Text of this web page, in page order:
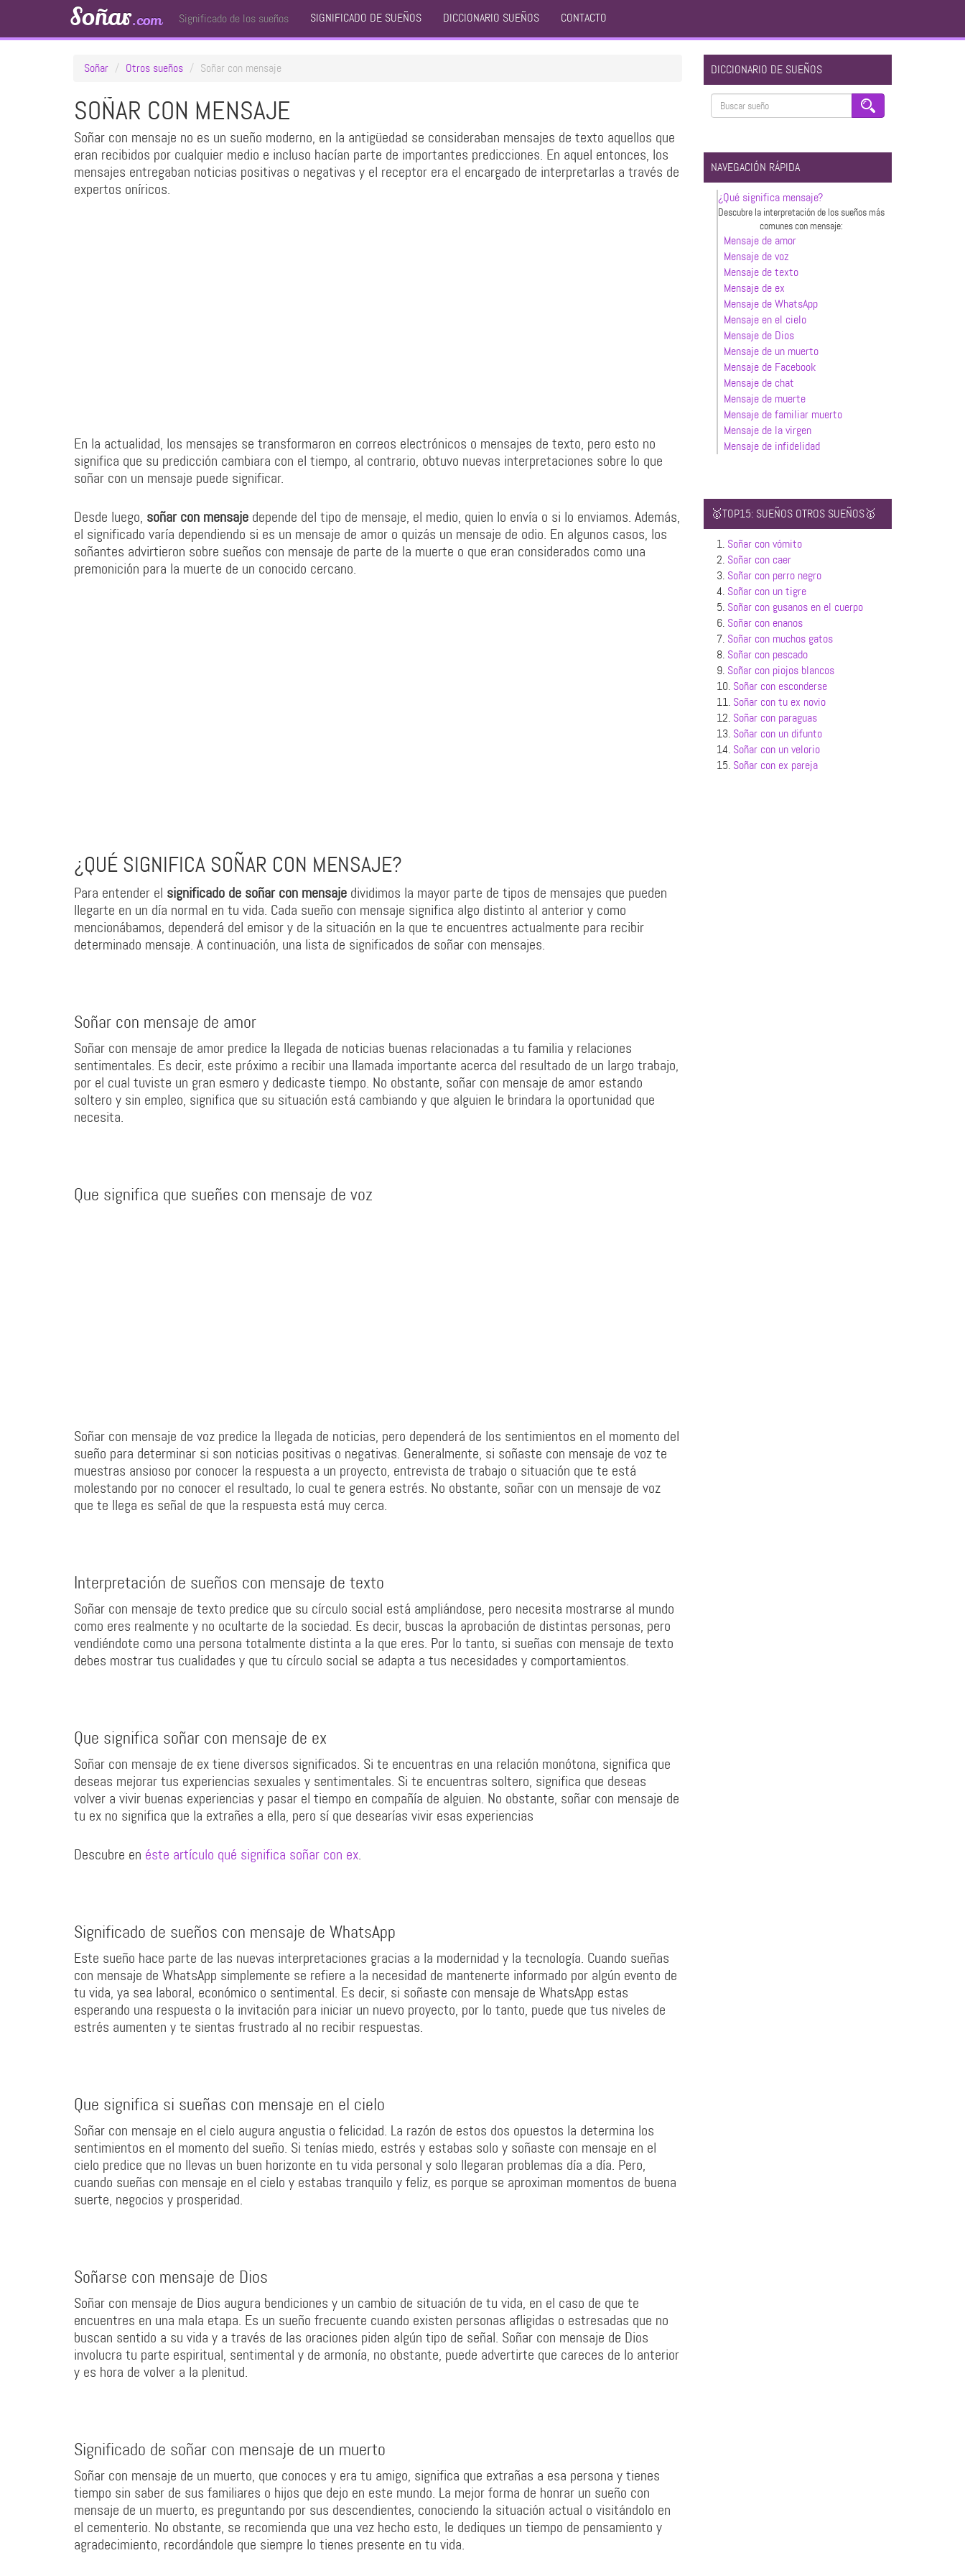
Soñar.com Significado de los sueños SIGNIFICADO DE SUEÑOS DICCIONARIO SUEÑOS CONTACTO
Soñar Otros sueños Soñar con mensaje
SOÑAR CON MENSAJE
Soñar con mensaje no es un sueño moderno, en la antigüedad se consideraban mensajes de texto aquellos que
eran recibidos por cualquier medio e incluso hacían parte de importantes predicciones. En aquel entonces, los
mensajes entregaban noticias positivas o negativas y el receptor era el encargado de interpretarlas a través de
expertos oníricos.
En la actualidad, los mensajes se transformaron en correos electrónicos o mensajes de texto, pero esto no
significa que su predicción cambiara con el tiempo, al contrario, obtuvo nuevas interpretaciones sobre lo que
soñar con un mensaje puede significar.
Desde luego, soñar con mensaje depende del tipo de mensaje, el medio, quien lo envía o si lo enviamos. Además,
el significado varía dependiendo si es un mensaje de amor o quizás un mensaje de odio. En algunos casos, los
soñantes advirtieron sobre sueños con mensaje de parte de la muerte o que eran considerados como una
premonición para la muerte de un conocido cercano.
¿QUÉ SIGNIFICA SOÑAR CON MENSAJE?
Para entender el significado de soñar con mensaje dividimos la mayor parte de tipos de mensajes que pueden
llegarte en un día normal en tu vida. Cada sueño con mensaje significa algo distinto al anterior y como
mencionábamos, dependerá del emisor y de la situación en la que te encuentres actualmente para recibir
determinado mensaje. A continuación, una lista de significados de soñar con mensajes.
Soñar con mensaje de amor
Soñar con mensaje de amor predice la llegada de noticias buenas relacionadas a tu familia y relaciones
sentimentales. Es decir, este próximo a recibir una llamada importante acerca del resultado de un largo trabajo,
por el cual tuviste un gran esmero y dedicaste tiempo. No obstante, soñar con mensaje de amor estando
soltero y sin empleo, significa que su situación está cambiando y que alguien le brindara la oportunidad que
necesita.
Que significa que sueñes con mensaje de voz
Soñar con mensaje de voz predice la llegada de noticias, pero dependerá de los sentimientos en el momento del
sueño para determinar si son noticias positivas o negativas. Generalmente, si soñaste con mensaje de voz te
muestras ansioso por conocer la respuesta a un proyecto, entrevista de trabajo o situación que te está
molestando por no conocer el resultado, lo cual te genera estrés. No obstante, soñar con un mensaje de voz
que te llega es señal de que la respuesta está muy cerca.
Interpretación de sueños con mensaje de texto
Soñar con mensaje de texto predice que su círculo social está ampliándose, pero necesita mostrarse al mundo
como eres realmente y no ocultarte de la sociedad. Es decir, buscas la aprobación de distintas personas, pero
vendiéndote como una persona totalmente distinta a la que eres. Por lo tanto, si sueñas con mensaje de texto
debes mostrar tus cualidades y que tu círculo social se adapta a tus necesidades y comportamientos.
Que significa soñar con mensaje de ex
Soñar con mensaje de ex tiene diversos significados. Si te encuentras en una relación monótona, significa que
deseas mejorar tus experiencias sexuales y sentimentales. Si te encuentras soltero, significa que deseas
volver a vivir buenas experiencias y pasar el tiempo en compañía de alguien. No obstante, soñar con mensaje de
tu ex no significa que la extrañes a ella, pero sí que desearías vivir esas experiencias
Descubre en éste artículo qué significa soñar con ex.
Significado de sueños con mensaje de WhatsApp
Este sueño hace parte de las nuevas interpretaciones gracias a la modernidad y la tecnología. Cuando sueñas
con mensaje de WhatsApp simplemente se refiere a la necesidad de mantenerte informado por algún evento de
tu vida, ya sea laboral, económico o sentimental. Es decir, si soñaste con mensaje de WhatsApp estas
esperando una respuesta o la invitación para iniciar un nuevo proyecto, por lo tanto, puede que tus niveles de
estrés aumenten y te sientas frustrado al no recibir respuestas.
Que significa si sueñas con mensaje en el cielo
Soñar con mensaje en el cielo augura angustia o felicidad. La razón de estos dos opuestos la determina los
sentimientos en el momento del sueño. Si tenías miedo, estrés y estabas solo y soñaste con mensaje en el
cielo predice que no llevas un buen horizonte en tu vida personal y solo llegaran problemas día a día. Pero,
cuando sueñas con mensaje en el cielo y estabas tranquilo y feliz, es porque se aproximan momentos de buena
suerte, negocios y prosperidad.
Soñarse con mensaje de Dios
Soñar con mensaje de Dios augura bendiciones y un cambio de situación de tu vida, en el caso de que te
encuentres en una mala etapa. Es un sueño frecuente cuando existen personas afligidas o estresadas que no
buscan sentido a su vida y a través de las oraciones piden algún tipo de señal. Soñar con mensaje de Dios
involucra tu parte espiritual, sentimental y de armonía, no obstante, puede advertirte que careces de lo anterior
y es hora de volver a la plenitud.
Significado de soñar con mensaje de un muerto
Soñar con mensaje de un muerto, que conoces y era tu amigo, significa que extrañas a esa persona y tienes
tiempo sin saber de sus familiares o hijos que dejo en este mundo. La mejor forma de honrar un sueño con
mensaje de un muerto, es preguntando por sus descendientes, conociendo la situación actual o visitándolo en
el cementerio. No obstante, se recomienda que una vez hecho esto, le dediques un tiempo de pensamiento y
agradecimiento, recordándole que siempre lo tienes presente en tu vida.
DICCIONARIO DE SUEÑOS
NAVEGACIÓN RÁPIDA
¿Qué significa mensaje?
Descubre la interpretación de los sueños más
comunes con mensaje:
Mensaje de amor
Mensaje de voz
Mensaje de texto
Mensaje de ex
Mensaje de WhatsApp
Mensaje en el cielo
Mensaje de Dios
Mensaje de un muerto
Mensaje de Facebook
Mensaje de chat
Mensaje de muerte
Mensaje de familiar muerto
Mensaje de la virgen
Mensaje de infidelidad
🥇TOP15: SUEÑOS OTROS SUEÑOS🥇
1. Soñar con vómito
2. Soñar con caer
3. Soñar con perro negro
4. Soñar con un tigre
5. Soñar con gusanos en el cuerpo
6. Soñar con enanos
7. Soñar con muchos gatos
8. Soñar con pescado
9. Soñar con piojos blancos
10. Soñar con esconderse
11. Soñar con tu ex novio
12. Soñar con paraguas
13. Soñar con un difunto
14. Soñar con un velorio
15. Soñar con ex pareja